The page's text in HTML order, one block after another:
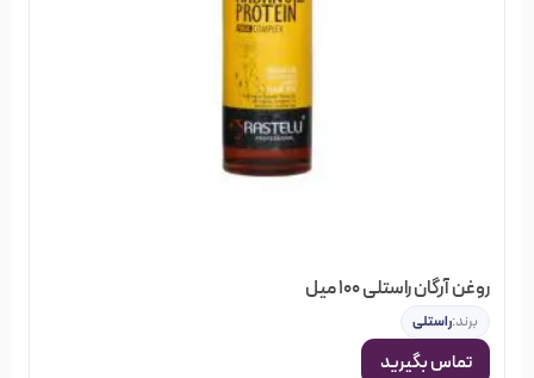
روغن آرگان راستلی 100 میل
برند:راستلی
تماس بگیرید